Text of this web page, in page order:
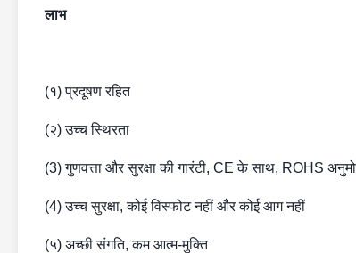
लाभ
(१) प्रदूषण रहित
(२) उच्च स्थिरता
(3) गुणवत्ता और सुरक्षा की गारंटी, CE के साथ, ROHS
(4) उच्च सुरक्षा, कोई विस्फोट नहीं और कोई आग नहीं
(५) अच्छी संगति, कम आत्म-मुक्ति